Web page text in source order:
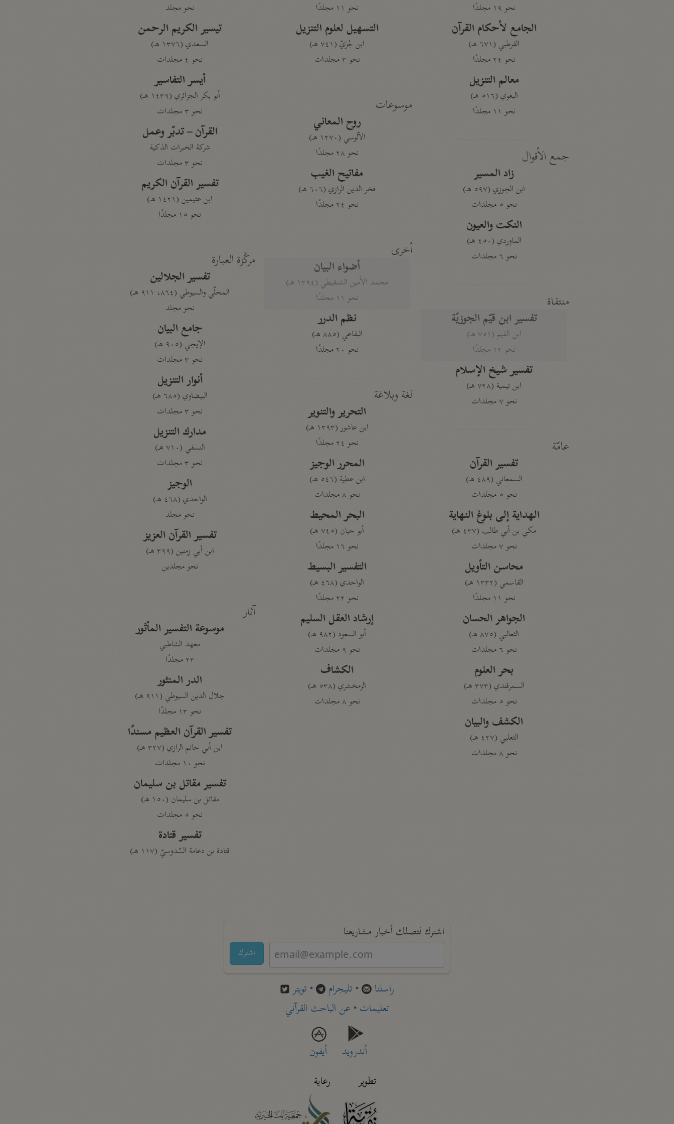
نحو ١٩ مجلدًا
الجامع لأحكام القرآن
القرطبي (٦٧١ هـ)
نحو ٢٤ مجلدًا
معالم التنزيل
البغوي (٥١٦ هـ)
نحو ١١ مجلدًا
جمع الأقوال
زاد المسير
ابن الجوزي (٥٩٧ هـ)
نحو ٥ مجلدات
النكت والعيون
الماوردي (٤٥٠ هـ)
نحو ٦ مجلدات
منتقاة
تفسير ابن قيّم الجوزيّة
ابن القيم (٧٥١ هـ)
نحو ١٢ مجلدًا
تفسير شيخ الإسلام
ابن تيمية (٧٢٨ هـ)
نحو ٧ مجلدات
عامّة
تفسير القرآن
السمعاني (٤٨٩ هـ)
نحو ٥ مجلدات
الهداية إلى بلوغ النهاية
مكي بن أبي طالب (٤٣٧ هـ)
نحو ٧ مجلدات
محاسن التأويل
القاسمي (١٣٣٢ هـ)
نحو ١١ مجلدًا
الجواهر الحسان
الثعالبي (٨٧٥ هـ)
نحو ٦ مجلدات
بحر العلوم
السمرقندي (٣٧٣ هـ)
نحو ٥ مجلدات
الكشف والبيان
الثعلبي (٤٢٧ هـ)
نحو ٨ مجلدات
نحو ١١ مجلدًا
التسهيل لعلوم التنزيل
ابن جُزَيّ (٧٤١ هـ)
نحو ٣ مجلدات
موسوعات
روح المعاني
الآلوسي (١٢٧٠ هـ)
نحو ٢٨ مجلدًا
مفاتيح الغيب
فخر الدين الرازي (٦٠٦ هـ)
نحو ٢٤ مجلدًا
أخرى
أضواء البيان
محمد الأمين الشنقيطي (١٣٩٤ هـ)
نحو ١١ مجلدًا
نظم الدرر
البقاعي (٨٨٥ هـ)
نحو ٢٠ مجلدًا
لغة وبلاغة
التحرير والتنوير
ابن عاشور (١٣٩٣ هـ)
نحو ٢٤ مجلدًا
المحرر الوجيز
ابن عطية (٥٤٦ هـ)
نحو ٨ مجلدات
البحر المحيط
أبو حيان (٧٤٥ هـ)
نحو ١٦ مجلدًا
التفسير البسيط
الواحدي (٤٦٨ هـ)
نحو ٢٢ مجلدًا
إرشاد العقل السليم
أبو السعود (٩٨٢ هـ)
نحو ٩ مجلدات
الكشاف
الزمخشري (٥٣٨ هـ)
نحو ٨ مجلدات
نحو مجلد
تيسير الكريم الرحمن
السعدي (١٣٧٦ هـ)
نحو ٤ مجلدات
أيسر التفاسير
أبو بكر الجزائري (١٤٣٩ هـ)
نحو ٣ مجلدات
القرآن – تدبّر وعمل
شركة الخبرات الذكية
نحو ٣ مجلدات
تفسير القرآن الكريم
ابن عثيمين (١٤٢١ هـ)
نحو ١٥ مجلدًا
مركَّزة العبارة
تفسير الجلالين
المحلّي والسيوطي (٨٦٤، ٩١١ هـ)
نحو مجلد
جامع البيان
الإيجي (٩٠٥ هـ)
نحو ٣ مجلدات
أنوار التنزيل
البيضاوي (٦٨٥ هـ)
نحو ٣ مجلدات
مدارك التنزيل
النسفي (٧١٠ هـ)
نحو ٣ مجلدات
الوجيز
الواحدي (٤٦٨ هـ)
نحو مجلد
تفسير القرآن العزيز
ابن أبي زمنين (٣٩٩ هـ)
نحو مجلدين
آثار
موسوعة التفسير المأثور
معهد الشاطبي
٢٣ مجلدًا
الدر المنثور
جلال الدين السيوطي (٩١١ هـ)
نحو ١٣ مجلدًا
تفسير القرآن العظيم مسندًا
ابن أبي حاتم الرازي (٣٢٧ هـ)
نحو ١٠ مجلدات
تفسير مقاتل بن سليمان
مقاتل بن سليمان (١٥٠ هـ)
نحو ٥ مجلدات
تفسير قتادة
قتادة بن دعامة السّدوسيّ (١١٧ هـ)
اشترك لتصلك أخبار مشاريعنا
اشترك
راسلنا • تليجرام • تويتر
تعليمات• عن الباحث القرآني
أندرويد
أيفون
تطوير
رعاية